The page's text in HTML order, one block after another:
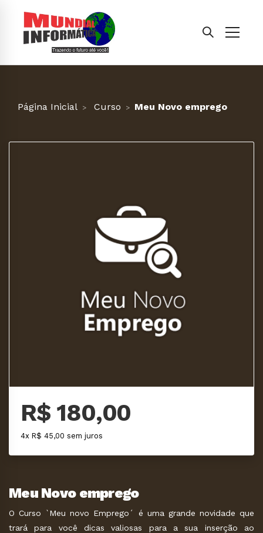
Página Inicial Curso Meu Novo emprego
R$ 180,00
4x R$ 45,00 sem juros
Meu Novo emprego
O Curso `Meu novo Emprego´ é uma grande novidade que
trará para você dicas valiosas para a sua inserção ao